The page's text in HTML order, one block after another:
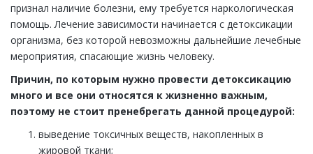
признал наличие болезни, ему требуется наркологическая
помощь. Лечение зависимости начинается с детоксикации
организма, без которой невозможны дальнейшие лечебные
мероприятия, спасающие жизнь человеку.
Причин, по которым нужно провести детоксикацию
много и все они относятся к жизненно важным,
поэтому не стоит пренебрегать данной процедурой:
выведение токсичных веществ, накопленных в
жировой ткани;